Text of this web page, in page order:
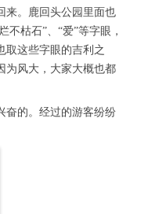
来。鹿回头公园里面也
不枯石”、“爱”等字眼，
取这些字眼的吉利之
为风大，大家大概也都
奋的。经过的游客纷纷